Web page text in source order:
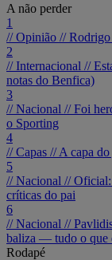
A não perder
1
// Opinião //Rodrigo
2
// Internacional //
notas do Benfica)
3
// Nacional //Foi
o Sporting
4
// Capas //A capa
5
// Nacional //Oficial:
críticas do pai
6
// Nacional //
baliza — tudo o que
Rodapé